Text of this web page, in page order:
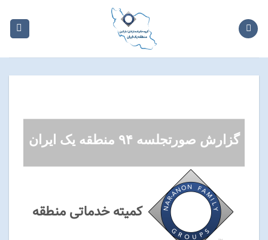
content
گزارش صورتجلسه ۹۴ منطقه یک ایران
کمیته خدماتی منطقه